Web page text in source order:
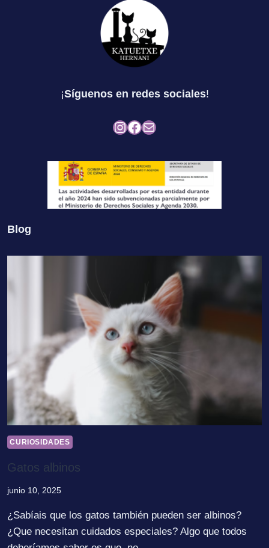
¡Síguenos en redes sociales!
Instagram
Facebook
Mail
Blog
CURIOSIDADES
Gatos albinos
junio 10, 2025
¿Sabíais que los gatos también pueden ser albinos?
¿Que necesitan cuidados especiales? Algo que todos